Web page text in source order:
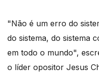
"Não é um erro do
do sistema, do sistema
em todo o mundo",
o líder opositor Jesus